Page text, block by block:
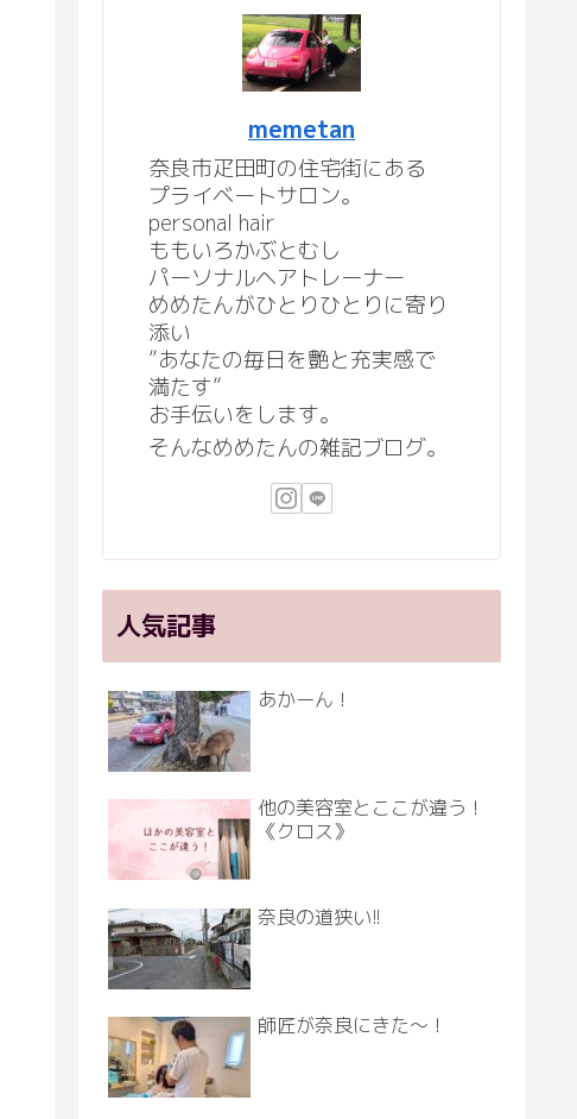
memetan
奈良市疋田町の住宅街にある
プライベートサロン。
personal hair
ももいろかぶとむし
パーソナルヘアトレーナー
めめたんがひとりひとりに寄り
添い
”あなたの毎日を艶と充実感で
満たす”
お手伝いをします。
そんなめめたんの雑記ブログ。
人気記事
あかーん！
他の美容室とここが違う！
《クロス》
奈良の道狭い!!
師匠が奈良にきた～！